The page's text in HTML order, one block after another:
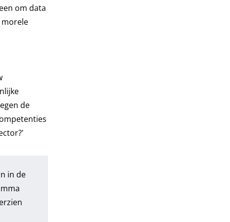
om data
morele
de
in de